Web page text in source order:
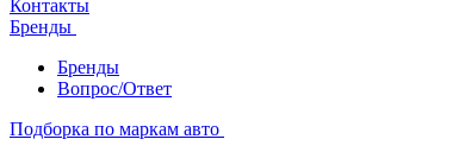
Контакты
Бренды
Бренды
Вопрос/Ответ
Подборка по маркам авто